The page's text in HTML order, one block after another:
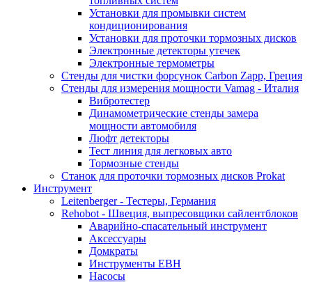
Установки для промывки систем
кондиционирования
Установки для проточки тормозных дисков
Электронные детекторы утечек
Электронные термометры
Стенды для чистки форсунок Carbon Zapp, Греция
Стенды для измерения мощности Vamag - Италия
Вибротестер
Динамометрические стенды замера
мощности автомобиля
Люфт детекторы
Тест линия для легковых авто
Тормозные стенды
Станок для проточки тормозных дисков Prokat
Инструмент
Leitenberger - Тестеры, Германия
Rehobot - Швеция, выпресовщики сайлентблоков
Аварийно-спасательный инструмент
Аксессуары
Домкраты
Инструменты EBH
Насосы